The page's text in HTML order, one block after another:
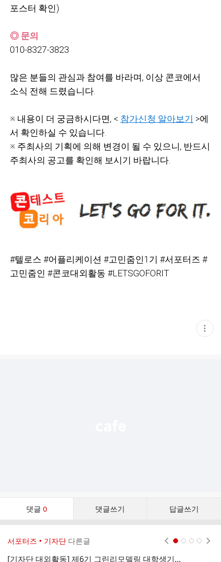
포스터 확인)
◎ 문의
010-8327-3823
많은 분들의 관심과 참여를 바라며, 이상 콘코에서
소식 전해 드렸습니다.
※ 내용이 더 궁금하시다면, < 참가신청 알아보기 >에
서 확인하실 수 있습니다.
※ 주최사의 기획에 의해 변경이 될 수 있으니, 반드시
주최사의 공고를 확인해 보시기 바랍니다.
#텔로스 #어플리케이션 #고민줌인1기 #서포터즈 #
고민줌인 #콘코대외활동 #LETSGOFORIT
현
재
댓글 0 댓글쓰기 답글쓰기
댓
서포터즈 • 기자단 다른글
[기자단 대외활동] 제6기 그린리모델링 대학생기자단 모집